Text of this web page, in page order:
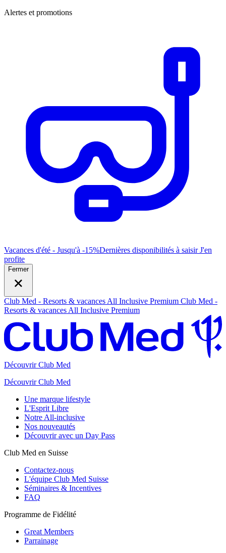
Alertes et promotions
Vacances d'été - Jusqu'à -15%Dernières disponibilités à saisirJ'en
profite
Fermer
Club Med - Resorts & vacances All Inclusive Premium Club Med -
Resorts & vacances All Inclusive Premium
Découvrir Club Med
Découvrir Club Med
Une marque lifestyle
L'Esprit Libre
Notre All-inclusive
Nos nouveautés
Découvrir avec un Day Pass
Club Med en Suisse
Contactez-nous
L'équipe Club Med Suisse
Séminaires & Incentives
FAQ
Programme de Fidélité
Great Members
Parrainage